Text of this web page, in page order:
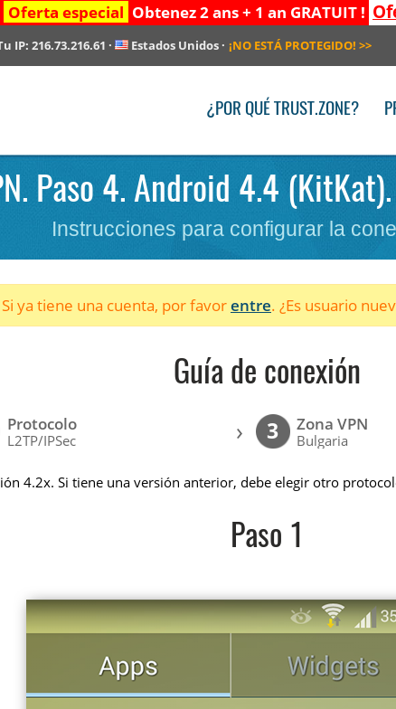
Oferta especial Obtenez 2 ans + 1 an GRATUIT !
IP:216.73.216.61 · Estados Unidos · ¡NO ESTÁ PROTEGIDO! >>
¿POR QUÉ TRUST.ZONE?
Paso 4. Android 4.4
Instrucciones para configurar la
Si ya tiene una cuenta, por favorentre. ¿Es usuario
Guía de conexión
Protocolo
L2TP/IPSec › 3 Zona VPN
Bulgaria
4.2x. Si tiene una versión anterior, debe elegir otro
Paso 1